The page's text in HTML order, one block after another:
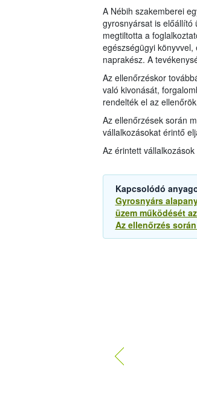
A Nébih szakemberei
gyrosnyársat is előállító
megtiltotta a
egészségügyi
naprakész. A
Az ellenőrzéskor
való kivonását,
rendelték el az
Az ellenőrzések során
vállalkozásokat érintő
Az érintett
Kapcsolódó
Gyrosnyárs
üzem működését
Az ellenőrzés